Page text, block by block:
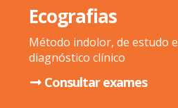
Ecografias
Método indolor, de estudo e
diagnóstico clínico
Consultar exames